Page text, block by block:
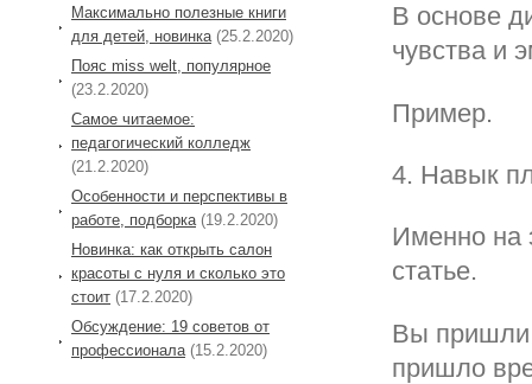
В основе
чувства и
Пример.
4. Навык
Именно на
статье.
Вы пришли
пришло
Максимально полезные книги
для детей, новинка (25.2.2020)
Пояс miss welt, популярное
(23.2.2020)
Самое читаемое:
педагогический колледж
(21.2.2020)
Особенности и перспективы в
работе, подборка (19.2.2020)
Новинка: как открыть салон
красоты с нуля и сколько это
стоит (17.2.2020)
Обсуждение: 19 советов от
профессионала (15.2.2020)